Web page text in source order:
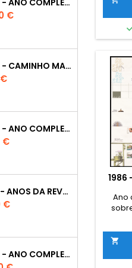
1979 - ANO COMPLETO
€
1996 - CAMINHO MARITIMO PARA A ÍNDIA
1977 - ANO COMPLETO
€
1989- ANOS DA REVOLUÇÃO FRANCESA
€
1978 - ANO COMPLETO
1986
Ano
